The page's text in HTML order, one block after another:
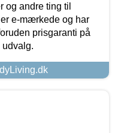
og andre ting til
e-mærkede og har
prisgaranti på
udvalg.